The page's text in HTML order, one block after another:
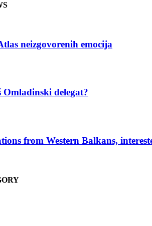
neizgovorenih emocija
Omladinski delegat?
from Western Balkans,